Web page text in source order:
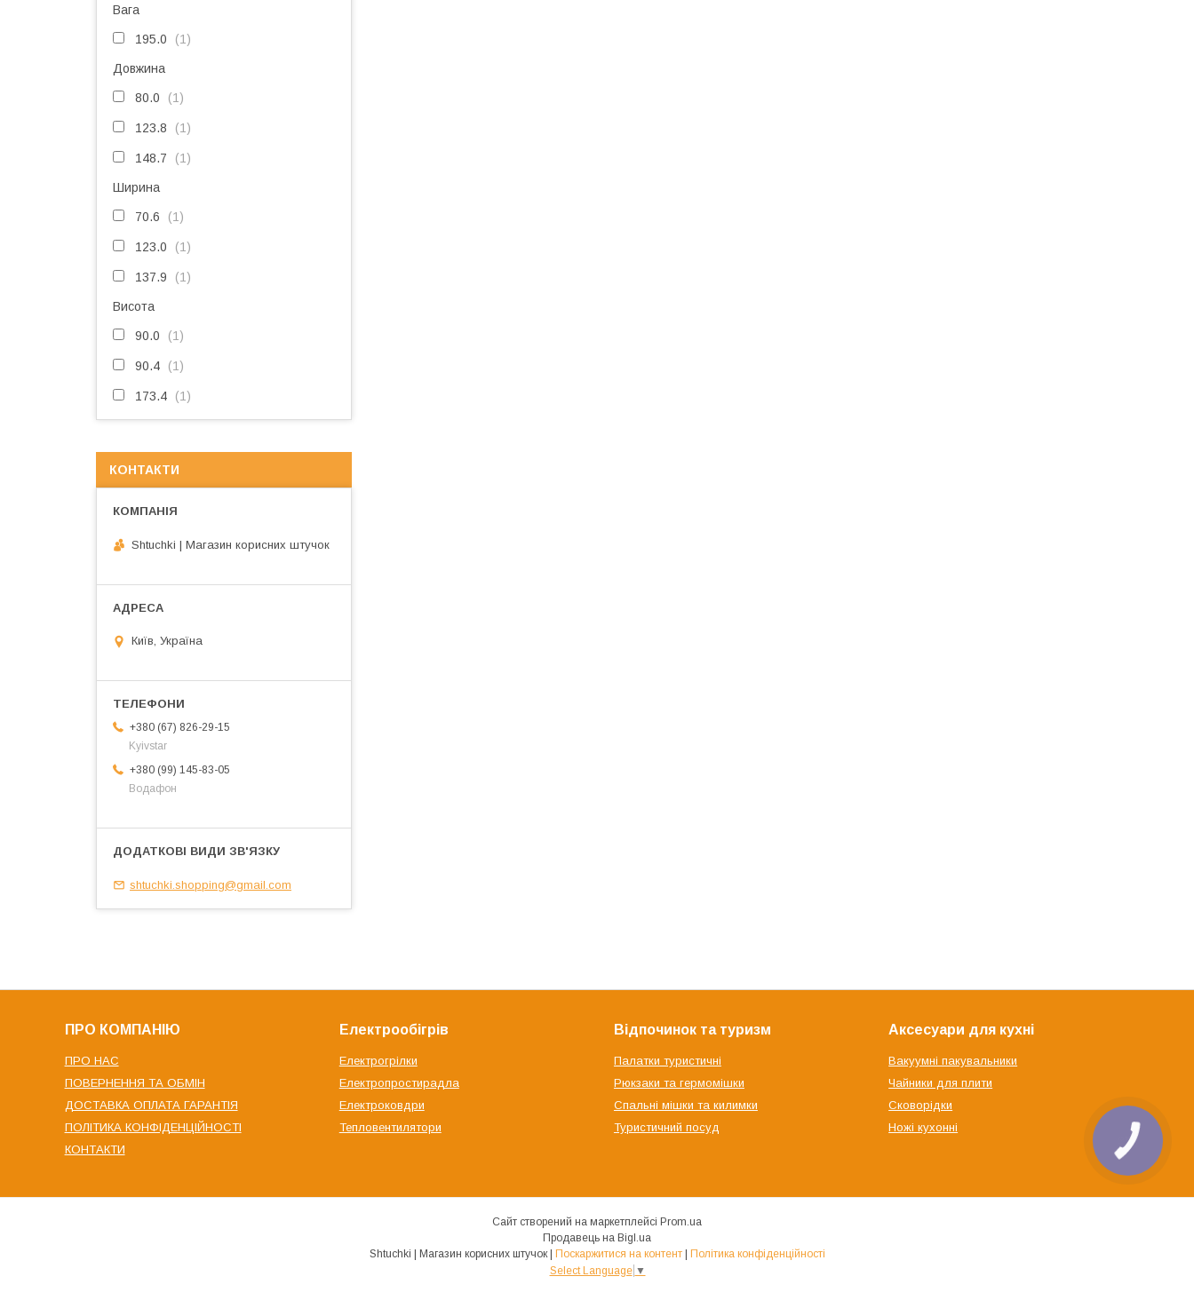
Вага
195.0 1
Довжина
80.0 1
123.8 1
148.7 1
Ширина
70.6 1
123.0 1
137.9 1
Висота
90.0 1
90.4 1
173.4 1
КОНТАКТИ
Shtuchki | Магазин корисних штучок
Київ, Україна
+380 (67) 826-29-15
Kyivstar
+380 (99) 145-83-05
Водафон
shtuchki.shopping@gmail.com
ПРО КОМПАНІЮ
ПРО НАС
ПОВЕРНЕННЯ ТА ОБМІН
ДОСТАВКА ОПЛАТА ГАРАНТІЯ
ПОЛІТИКА КОНФІДЕНЦІЙНОСТІ
КОНТАКТИ
Електрообігрів
Електрогрілки
Електропростирадла
Електроковдри
Тепловентилятори
Відпочинок та туризм
Палатки туристичні
Рюкзаки та гермомішки
Спальні мішки та килимки
Туристичний посуд
Аксесуари для кухні
Вакуумні пакувальники
Чайники для плити
Сковорідки
Ножі кухонні
Сайт створений на маркетплейсі Prom.ua
Продавець на Bigl.ua
Shtuchki | Магазин корисних штучок | Поскаржитися на контент | Політика конфіденційності
Select Language ▼